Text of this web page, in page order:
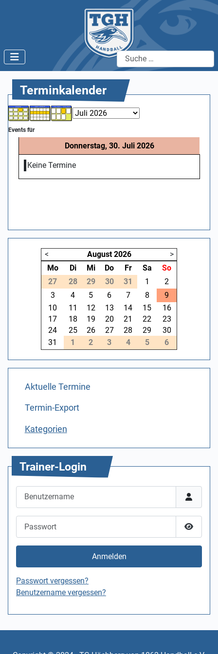
Suchen
Terminkalender
Events für
Donnerstag, 30. Juli 2026
Keine Termine
< August 2026
>
Mo
Di Mi Do Fr Sa
So
27
28 29 30 31 1
2
3
4 5 6 7 8
9
10
11 12 13 14 15
16
17
18 19 20 21 22
23
24
25 26 27 28 29
30
31
1 2 3 4 5 6
Aktuelle Termine
Termin-Export
Kategorien
Trainer-Login
Anmelden
Passwort vergessen?
Benutzername vergessen?